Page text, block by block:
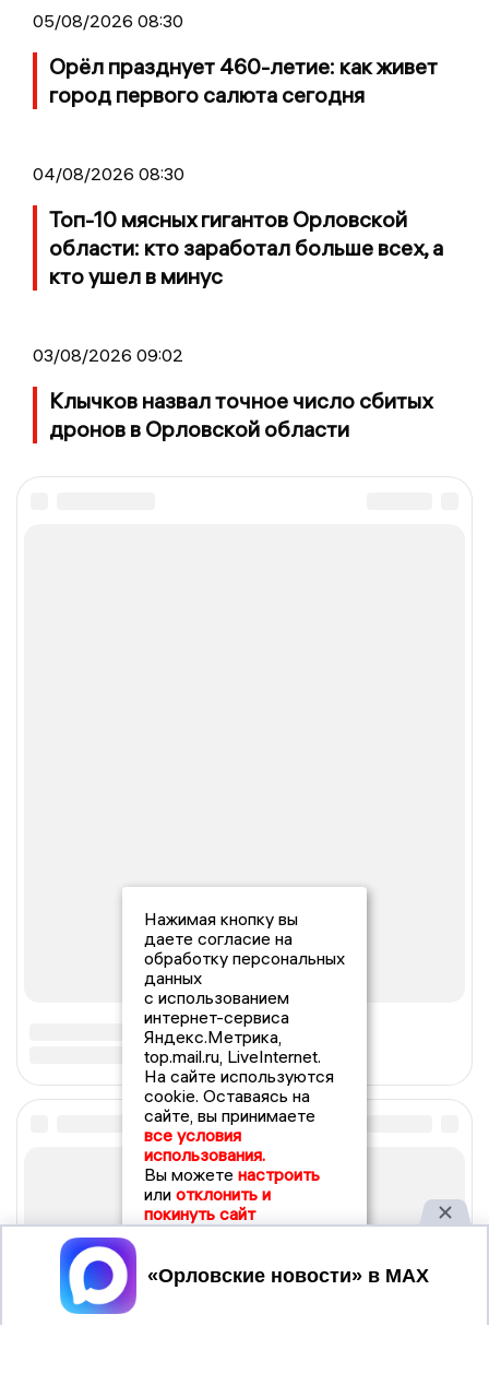
05/08/2026 08:30
Орёл празднует 460-летие: как живет
город первого салюта сегодня
04/08/2026 08:30
Топ-10 мясных гигантов Орловской
области: кто заработал больше всех, а
кто ушел в минус
03/08/2026 09:02
Клычков назвал точное число сбитых
дронов в Орловской области
Нажимая кнопку вы
даете согласие на
обработку персональных
данных
с использованием
интернет-сервиса
Яндекс.Метрика,
top.mail.ru, LiveInternet.
На сайте используются
cookie. Оставаясь на
сайте, вы принимаете
все условия
использования.
Вы можете настроить
или отклонить и
покинуть сайт
Принять